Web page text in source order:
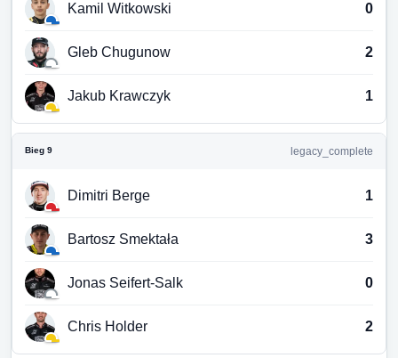
Kamil Witkowski 0
Gleb Chugunow 2
Jakub Krawczyk 1
Bieg 9 legacy_complete
Dimitri Berge 1
Bartosz Smektała 3
Jonas Seifert-Salk 0
Chris Holder 2